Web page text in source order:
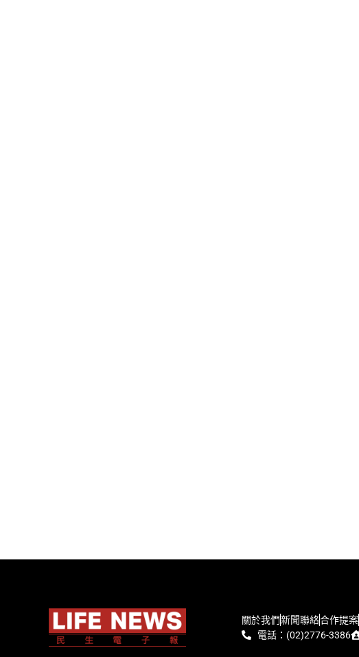
關於我們新聞聯絡合作提案
電話：(02)2776-3386